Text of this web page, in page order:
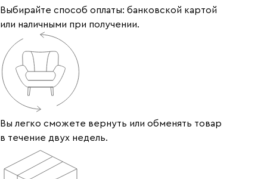
Выбирайте способ оплаты: банковской картой
или наличными при получении.
Вы легко сможете вернуть или обменять товар
в течение двух недель.